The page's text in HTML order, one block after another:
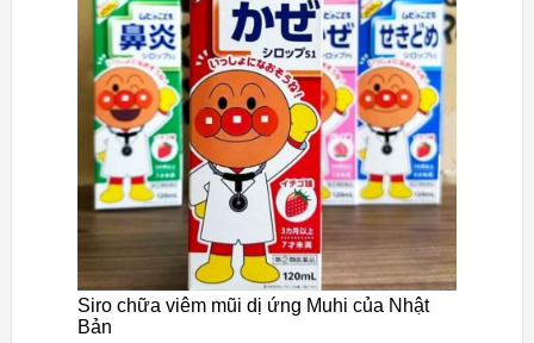
Siro chữa viêm mũi dị ứng Muhi của Nhật
Bản